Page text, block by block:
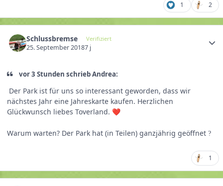
1 2
Schlussbremse Verifiziert
25. September 20187 j
vor 3 Stunden schrieb Andrea:
Der Park ist für uns so interessant geworden, dass wir
nächstes Jahr eine Jahreskarte kaufen. Herzlichen
Glückwunsch liebes Toverland. ❤️
Warum warten? Der Park hat (in Teilen) ganzjährig geöffnet ?
1